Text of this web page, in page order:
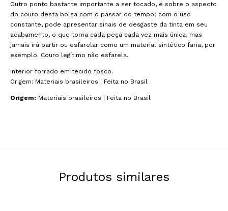
Outro ponto bastante importante a ser tocado, é sobre o aspecto
do couro desta bolsa com o passar do tempo; com o uso
constante, pode apresentar sinais de desgaste da tinta em seu
acabamento, o que torna cada peça cada vez mais única, mas
jamais irá partir ou esfarelar como um material sintético faria, por
exemplo. Couro legítimo não esfarela.
Interior forrado em tecido fosco.
Origem: Materiais brasileiros | Feita no Brasil
Origem: Materiais brasileiros | Feita no Brasil
Produtos similares